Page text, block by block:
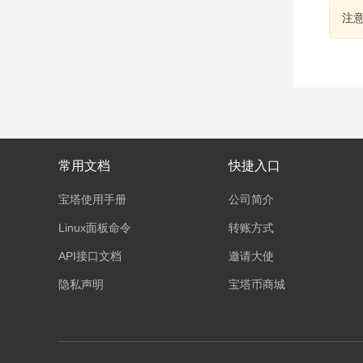
注
常用文档
宝塔使用手册
Linux面板命令
API接口文档
隐私声明
快捷入口
公司简介
转账方式
邀请大使
宝塔币商城